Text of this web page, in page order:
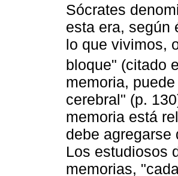
Sócrates
esta era, según
lo que vivimos,
bloque" (citado
memoria,
cerebral" (p.
memoria está
debe agregarse
Los estudiosos
memorias,